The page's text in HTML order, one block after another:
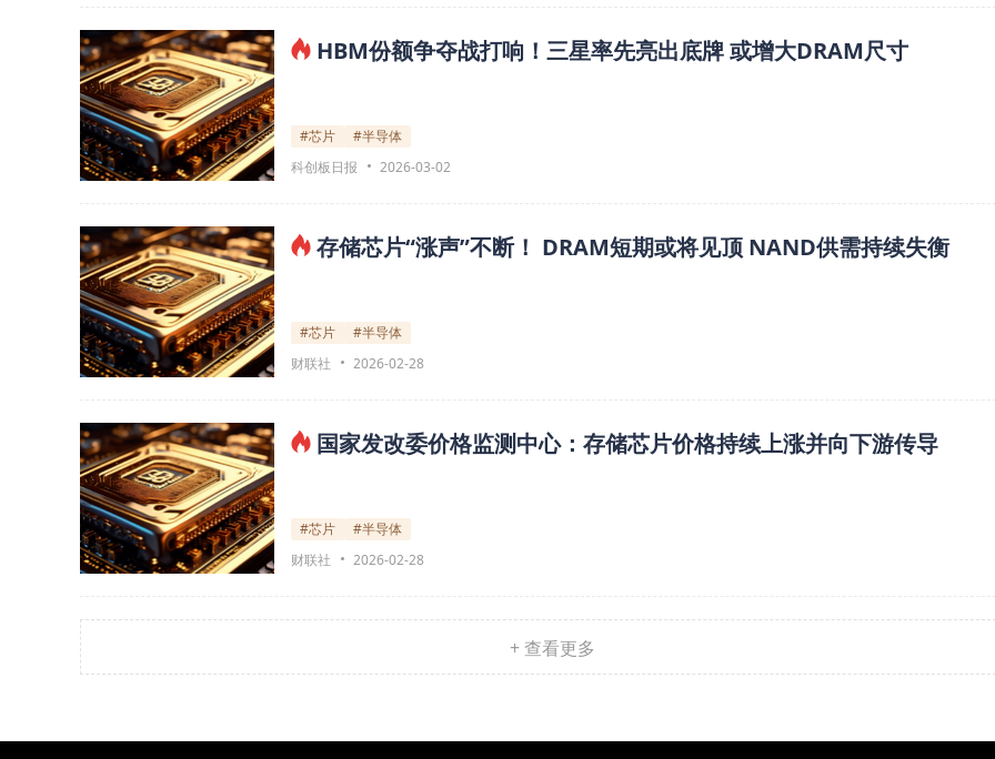
HBM份额争夺战打响！三星率先亮出底牌 或增大DRAM尺寸
#芯片
#半导体
科创板日报
2026-03-02
存储芯片“涨声”不断！ DRAM短期或将见顶 NAND供需持续失衡
#芯片
#半导体
财联社
2026-02-28
国家发改委价格监测中心：存储芯片价格持续上涨并向下游传导
#芯片
#半导体
财联社
2026-02-28
+ 查看更多